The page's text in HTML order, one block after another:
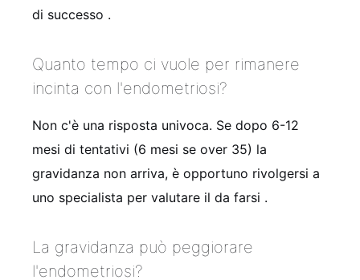
di successo .
Quanto tempo ci vuole per rimanere
incinta con l'endometriosi?
Non c'è una risposta univoca. Se dopo 6-12
mesi di tentativi (6 mesi se over 35) la
gravidanza non arriva, è opportuno rivolgersi a
uno specialista per valutare il da farsi .
La gravidanza può peggiorare
l'endometriosi?